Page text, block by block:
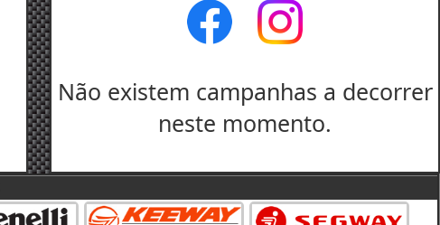
Não existem campanhas a decorrer
neste momento.